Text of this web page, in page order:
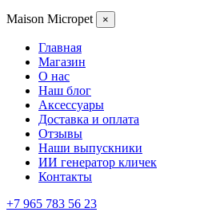
Maison Micropet ×
Главная
Магазин
О нас
Наш блог
Аксессуары
Доставка и оплата
Отзывы
Наши выпускники
ИИ генератор кличек
Контакты
+7 965 783 56 23